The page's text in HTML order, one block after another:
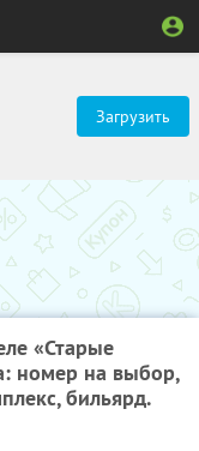
Загрузить
«Старые
номер на выбор,
бильярд.